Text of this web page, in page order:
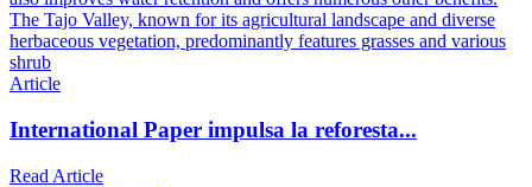
Article
International Paper impulsa la reforesta...
Read Article